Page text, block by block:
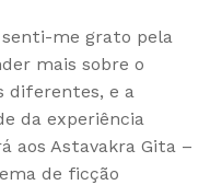
me grato pela
mais sobre o
diferentes, e a
da experiência
aos Astavakra Gita –
de ficção